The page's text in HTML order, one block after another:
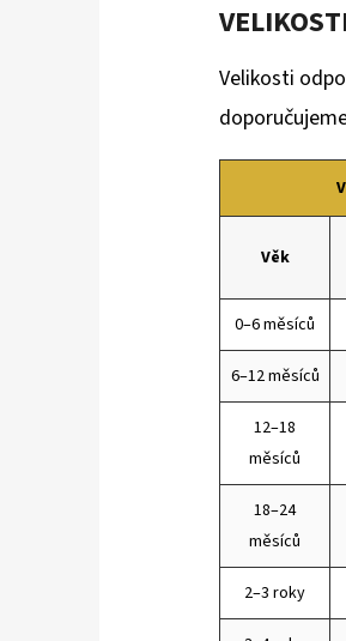
Velikosti
Věk
0–6 měsíců
6–12 měsíců
12–18
měsíců
18–24
měsíců
2–3 roky